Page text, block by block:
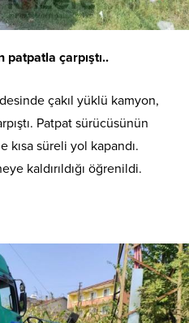
patpatla çarpıştı..
çakıl yüklü kamyon,
Patpat sürücüsünün
kısa süreli yol kapandı.
kaldırıldığı öğrenildi.